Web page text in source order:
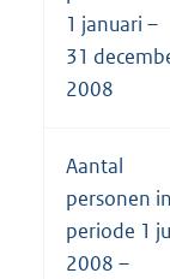
1 januari –
31
2008
Aantal
personen in
periode 1
2008 –